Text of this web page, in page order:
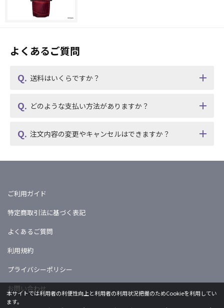
よくあるご質問
送料はいくらですか？
どのような支払い方法がありますか？
注文内容の変更やキャンセルはできますか？
ご利用ガイド
特定商取引法に基づく表記
よくあるご質問
利用規約
プライバシーポリシー
お問い合わせ
本サイトでは利用者の利便性向上と利用者の利用状況把握のためCookieを利用してい
ます。